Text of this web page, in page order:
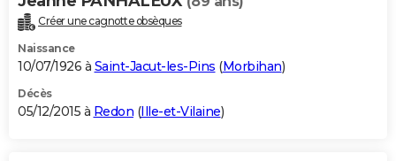
Créer une cagnotte obsèques
Naissance
10/07/1926 à Saint-Jacut-les-Pins (Morbihan)
Décès
05/12/2015 à Redon (Ille-et-Vilaine)